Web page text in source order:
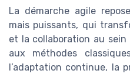
La démarche agile
mais puissants, qui
et la collaboration au
aux méthodes
l’adaptation continue, la